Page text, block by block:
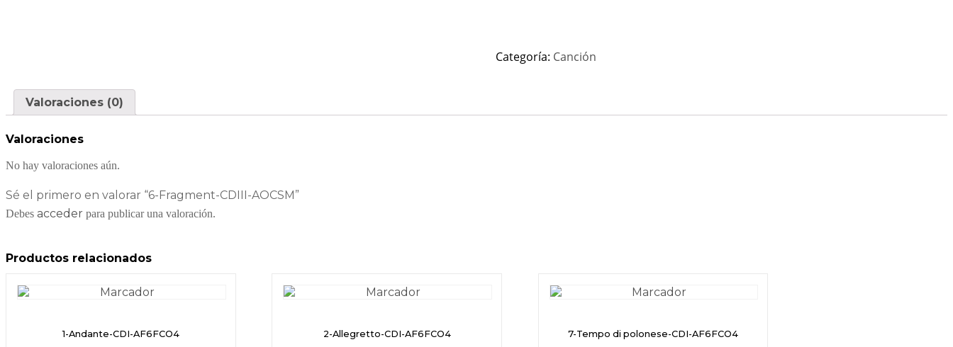
Categoría: Canción
Valoraciones (0)
Valoraciones
No hay valoraciones aún.
Sé el primero en valorar “6-Fragment-CDIII-AOCSM”
Debes acceder para publicar una valoración.
Productos relacionados
1-Andante-CDI-AF6FCO4 2-Allegretto-CDI-AF6FCO4 7-Tempo di polonese-CDI-AF6FCO4